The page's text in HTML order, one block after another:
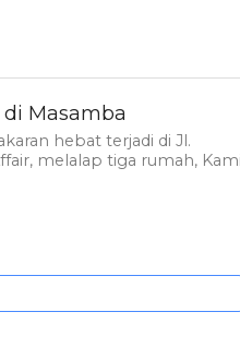
Masamba
hebat terjadi di Jl.
melalap tiga rumah,